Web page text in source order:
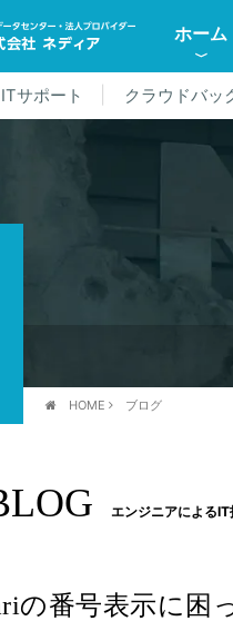
ホーム
ITサポート クラウドバッ
HOME ブログ
エンジニアによるIT
の番号表示に困